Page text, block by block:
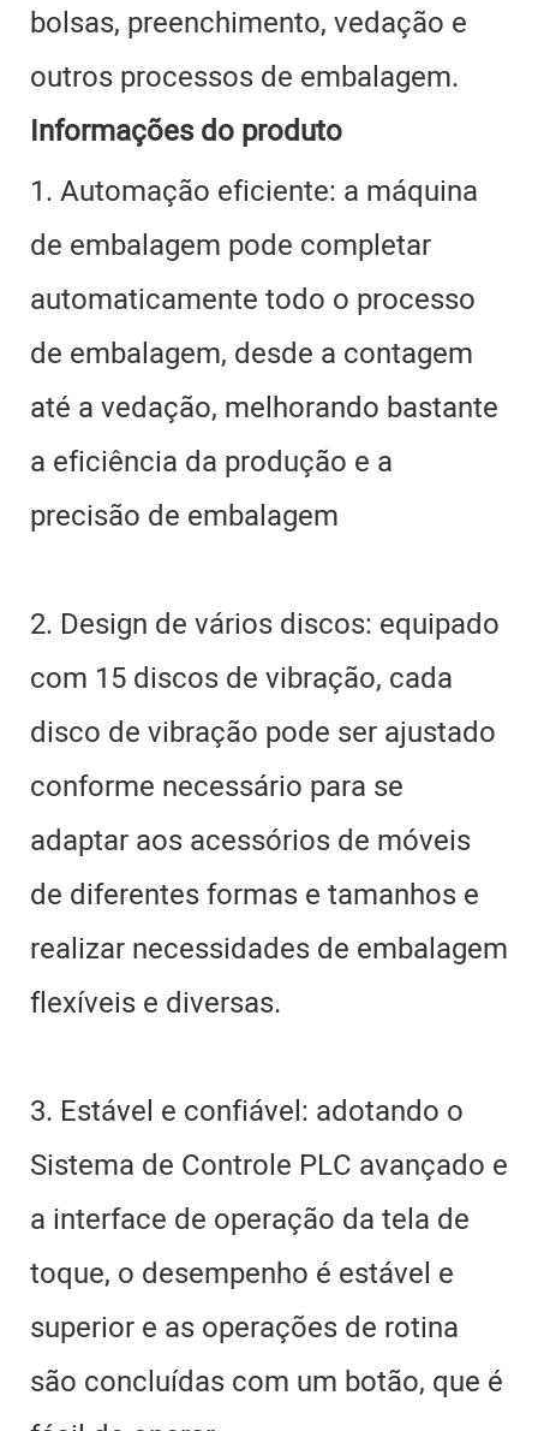
bolsas, preenchimento, vedação e
outros processos de embalagem.
Informações do produto
1. Automação eficiente: a máquina
de embalagem pode completar
automaticamente todo o processo
de embalagem, desde a contagem
até a vedação, melhorando bastante
a eficiência da produção e a
precisão de embalagem
2. Design de vários discos: equipado
com 15 discos de vibração, cada
disco de vibração pode ser ajustado
conforme necessário para se
adaptar aos acessórios de móveis
de diferentes formas e tamanhos e
realizar necessidades de embalagem
flexíveis e diversas.
3. Estável e confiável: adotando o
Sistema de Controle PLC avançado e
a interface de operação da tela de
toque, o desempenho é estável e
superior e as operações de rotina
são concluídas com um botão, que é